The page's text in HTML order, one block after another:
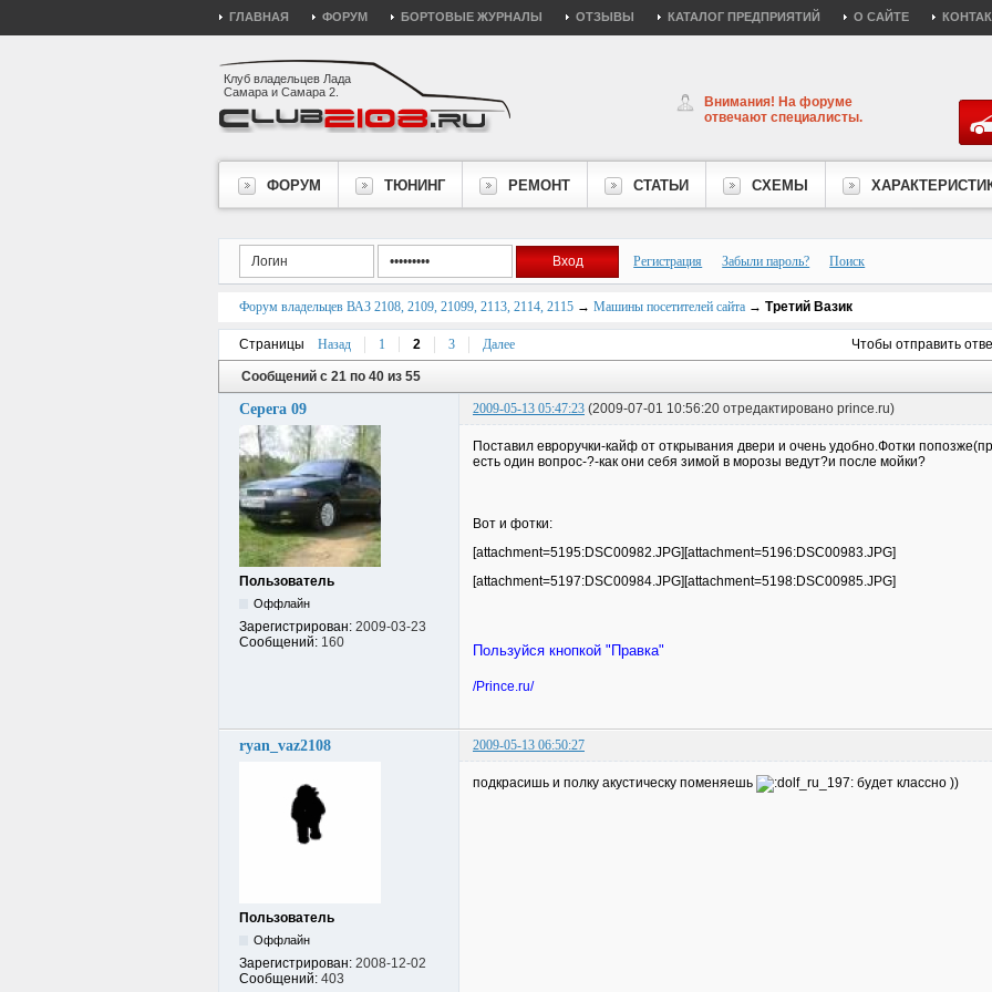
ГЛАВНАЯ ФОРУМ БОРТОВЫЕ ЖУРНАЛЫ ОТЗЫВЫ КАТАЛОГ ПРЕДПРИЯТИЙ О САЙТЕ
Клуб владельцев Лада
Самара и Самара 2.
Внимания! На форуме
отвечают специалисты.
ФОРУМ ТЮНИНГ РЕМОНТ СТАТЬИ СХЕМЫ
Регистрация Забыли пароль? Поиск
Форум владельцев ВАЗ 2108, 2109, 21099, 2113, 2114, 2115 → Машины посетителей сайта → Третий Вазик
Страницы Назад 1 2 3 Далее Чтобы отправить
Сообщений с 21 по 40 из 55
Серега 09 2009-05-13 05:47:23 (2009-07-01 10:56:20 отредактировано prince.ru)
Пользователь
Оффлайн
Зарегистрирован: 2009-03-23
Сообщений: 160
Поставил евроручки-кайф от открывания двери и очень удобно.Фотки
есть один вопрос-?-как они себя зимой в морозы ведут?и после мойки?
Вот и фотки:
[attachment=5195:DSC00982.JPG][attachment=5196:DSC00983.JPG]
[attachment=5197:DSC00984.JPG][attachment=5198:DSC00985.JPG]
Пользуйся кнопкой "Правка"
/Prince.ru/
ryan_vaz2108 2009-05-13 06:50:27
Пользователь
Оффлайн
Зарегистрирован: 2008-12-02
Сообщений: 403
подкрасишь и полку акустическу поменяешь будет классно ))